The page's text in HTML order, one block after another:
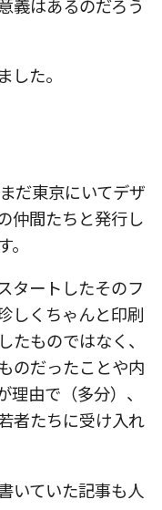
義はあるのだろう
た。
だ東京にいてデザ
仲間たちと発行し
タートしたそのフ
しくちゃんと印刷
たものではなく、
のだったことや内
由で（多分）、
者たちに受け入れ
いていた記事も人